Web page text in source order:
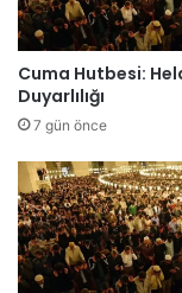
n
i
i
g
r
i
n
i
z
Cuma Hutbesi:
Duyarlılığı
7 gün önce